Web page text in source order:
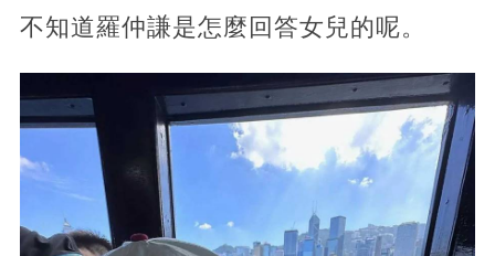
不知道羅仲謙是怎麼回答女兒的呢。